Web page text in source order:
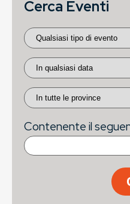
Cerca Eventi
Contenente il